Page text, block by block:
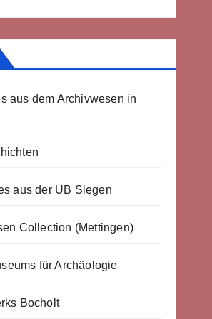
aus dem Archivwesen in
aus der UB Siegen
Collection (Mettingen)
für Archäologie
Bocholt